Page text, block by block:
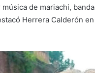
de mariachi,
Herrera Calderón